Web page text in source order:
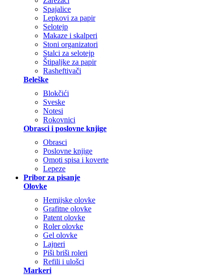
Spajalice
Lepkovi za papir
Selotejp
Makaze i skalperi
Stoni organizatori
Stalci za selotejp
Štipaljke za papir
Rasheftivači
Beleške
Blokčići
Sveske
Notesi
Rokovnici
Obrasci i poslovne knjige
Obrasci
Poslovne knjige
Omoti spisa i koverte
Lepeze
Pribor za pisanje
Olovke
Hemijske olovke
Grafitne olovke
Patent olovke
Roler olovke
Gel olovke
Lajneri
Piši briši roleri
Refili i ulošci
Markeri